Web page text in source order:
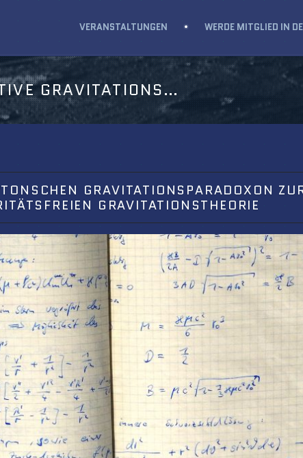
VERANSTALTUNGEN WERDE MITGLIED IN
GRAVITATIONSKONSTANTE"
GRAVITATIONSPARADOXON
GRAVITATIONSTHEORIE